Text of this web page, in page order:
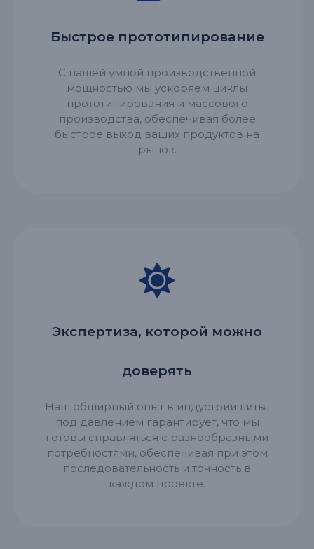
Быстрое прототипирование
С нашей умной производственной
мощностью мы ускоряем циклы
прототипирования и массового
производства, обеспечивая более
быстрое выход ваших продуктов на
рынок.
Экспертиза, которой можно
доверять
Наш обширный опыт в индустрии литья
под давлением гарантирует, что мы
готовы справляться с разнообразными
потребностями, обеспечивая при этом
последовательность и точность в
каждом проекте.